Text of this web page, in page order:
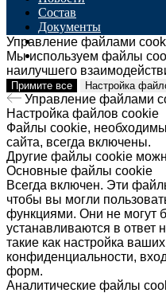
Состав
Документы
Мероприятия
Контакты
Страница на сайте РАН
Наверх
Управление файлами
Мы используем файлы
наилучшего
Примите все Настройка
Управление файлами
Настройка файлов cookie
Файлы cookie,
сайта, всегда включены.
Другие файлы cookie
Основные файлы cookie
Всегда включен. Эти
чтобы вы могли
функциями. Они не могут
устанавливаются в ответ
такие как настройка
конфиденциальности,
форм.
Аналитические файлы